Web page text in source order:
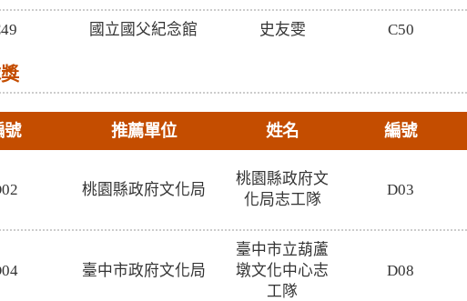
國立國父紀念館 史友雯 C50
號 推薦單位 姓名 編號
桃園縣政府文化局
桃園縣政府文
化局志工隊
D03
臺中市政府文化局
臺中市立葫蘆
墩文化中心志
工隊
D08